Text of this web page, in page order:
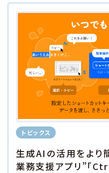
トピックス
生成AIの活用をより
業務支援アプリ”「